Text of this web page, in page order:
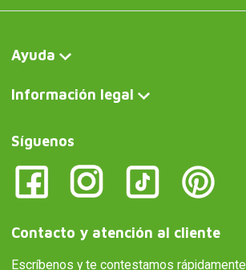
Ayuda
Información legal
Síguenos
Contacto y atención al cliente
Escríbenos y te contestamos